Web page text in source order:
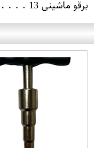
برقو ماشینی 13 . . . . . . . . . . . . . Electrician 13